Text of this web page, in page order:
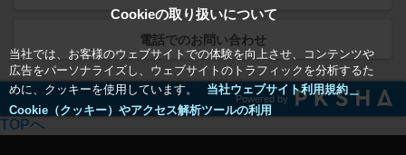
Cookieの取り扱いについて
当社では、お客様のウェブサイトでの体験を向上させ、コンテンツや
広告をパーソナライズし、ウェブサイトのトラフィックを分析するた
めに、クッキーを使用しています。
当社ウェブサイト利用規約＿
Cookie（クッキー）やアクセス解析ツールの利用
電話でのお問い合わせ
Powered by
TOPへ